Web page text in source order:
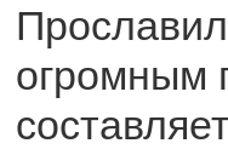
огромным